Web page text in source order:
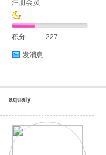
注册会员
积分 227
发消息
aqualy